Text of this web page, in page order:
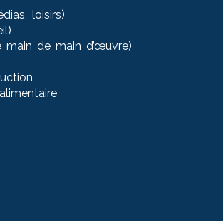
loisirs)
de main d’œuvre)